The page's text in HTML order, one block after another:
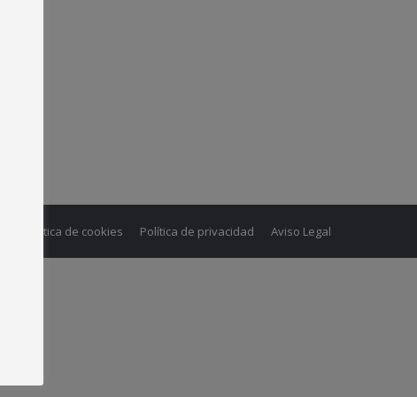
Política de cookies Política de privacidad Aviso Legal